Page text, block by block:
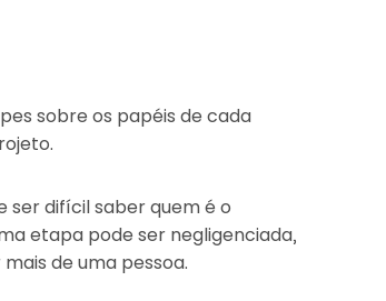
sobre os papéis de cada
difícil saber quem é o
etapa pode ser negligenciada,
de uma pessoa.